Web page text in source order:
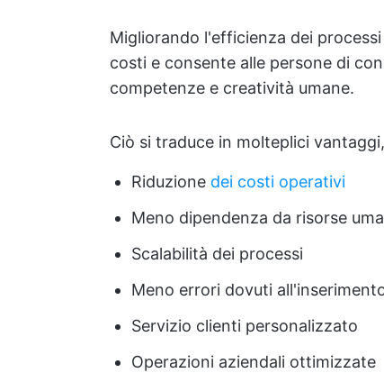
Migliorando l'efficienza dei
costi e consente alle persone di
competenze e creatività umane.
Ciò si traduce in molteplici
Riduzione dei costi operativi
Meno dipendenza da risorse
Scalabilità dei processi
Meno errori dovuti
Servizio clienti personalizzato
Operazioni aziendali ottimizzate